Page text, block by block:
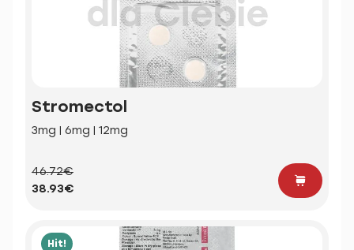
Stromectol
3mg | 6mg | 12mg
46.72€
38.93€
Hit!